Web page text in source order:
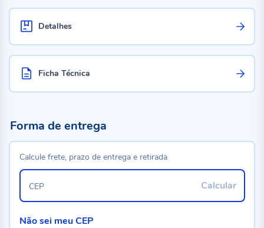
Detalhes
Ficha Técnica
Forma de entrega
Calcule frete, prazo de entrega e retirada
Calcular
CEP
Não sei meu CEP